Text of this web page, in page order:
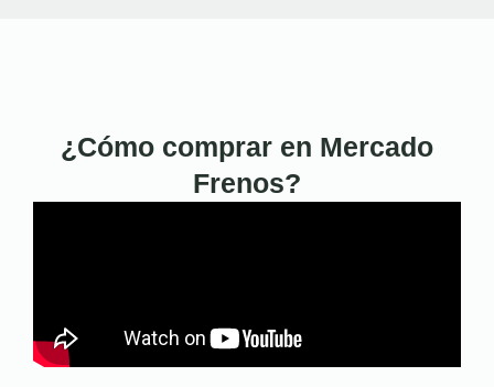
¿Cómo comprar en Mercado
Frenos?